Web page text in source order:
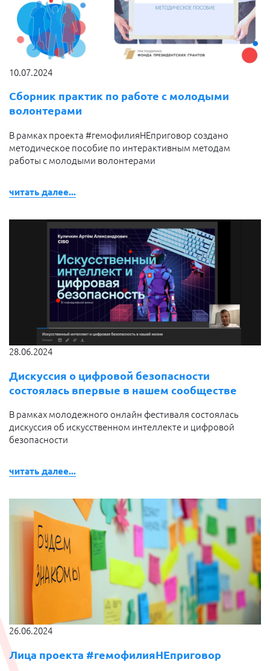
10.07.2024
Сборник практик по работе с молодыми
волонтерами
В рамках проекта #гемофилияНЕприговор создано
методическое пособие по интерактивным методам
работы с молодыми волонтерами
читать далее...
28.06.2024
Дискуссия о цифровой безопасности
состоялась впервые в нашем сообществе
В рамках молодежного онлайн фестиваля состоялась
дискуссия об искусственном интеллекте и цифровой
безопасности
читать далее...
26.06.2024
Лица проекта #гемофилияНЕприговор